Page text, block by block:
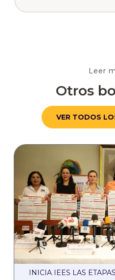
Leer
Otros
VER TODOS
INICIA IEES LAS